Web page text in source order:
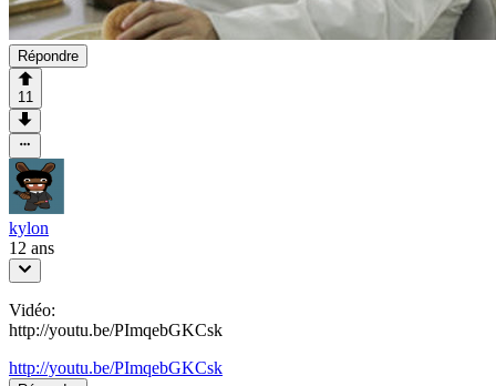
Répondre
11
kylon
12 ans
Vidéo:
http://youtu.be/PImqebGKCsk
http://youtu.be/PImqebGKCsk